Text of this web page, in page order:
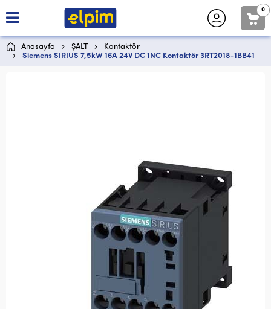
0
Anasayfa ŞALT
Kontaktör
Siemens SIRIUS 7,5kW 16A 24V DC 1NC Kontaktör 3RT2018-1BB41